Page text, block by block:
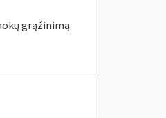
grąžinimą